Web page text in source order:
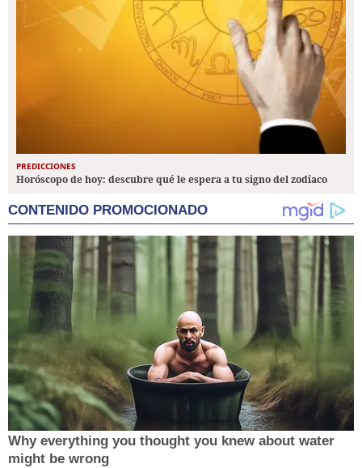
PREDICCIONES
Horóscopo de hoy: descubre qué le espera a tu signo del zodiaco
CONTENIDO PROMOCIONADO
Why everything you thought you knew about water
might be wrong